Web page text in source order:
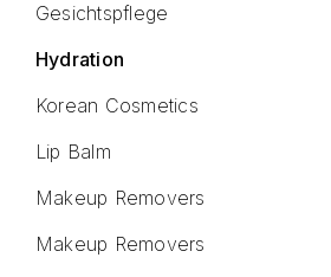
Gesichtspflege
Hydration
Korean Cosmetics
Lip Balm
Makeup Removers
Makeup Removers